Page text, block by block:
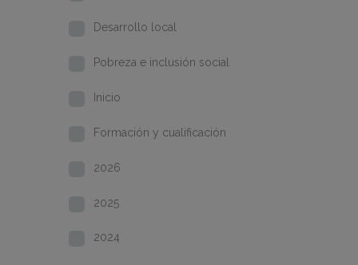
Desarrollo local
Pobreza e inclusión social
Inicio
Formación y cualificación
2026
2025
2024